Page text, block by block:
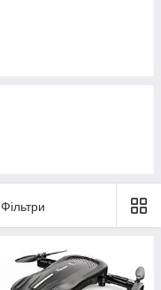
Фільтри